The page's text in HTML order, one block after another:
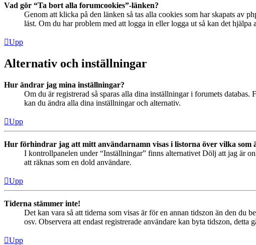
Vad gör “Ta bort alla forumcookies”-länken?
Genom att klicka på den länken så tas alla cookies som har skapats av
läst. Om du har problem med att logga in eller logga ut så kan det hjälpa
Upp
Alternativ och inställningar
Hur ändrar jag mina inställningar?
Om du är registrerad så sparas alla dina inställningar i forumets
kan du ändra alla dina inställningar och alternativ.
Upp
Hur förhindrar jag att mitt användarnamn visas i listorna över vilka som
I kontrollpanelen under “Inställningar” finns alternativet Dölj att jag är
att räknas som en dold användare.
Upp
Tiderna stämmer inte!
Det kan vara så att tiderna som visas är för en annan tidszon än den
osv. Observera att endast registrerade användare kan byta tidszon,
Upp